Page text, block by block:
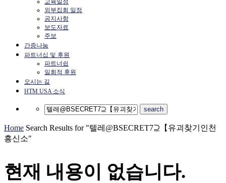
교육일정
외부집회 일정
공지사항
보도자료
주보
간증나눔
파트너십 및 후원
파트너쉽
일회적 후원
오시는 길
HTM USA 소식
Home Search Results for "텔레@BSECRET7⊇【유괴찾기인천
흥신소"
현재 내용이 없습니다.